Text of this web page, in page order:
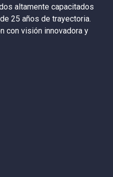
altamente capacitados
25 años de trayectoria.
con visión innovadora y